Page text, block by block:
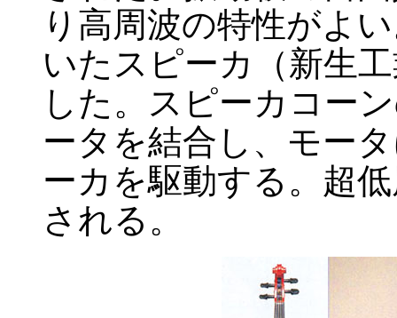
り高周波の特性がよ
いたスピーカ（新生
した。スピーカコー
ータを結合し、モー
ーカを駆動する。超
される。